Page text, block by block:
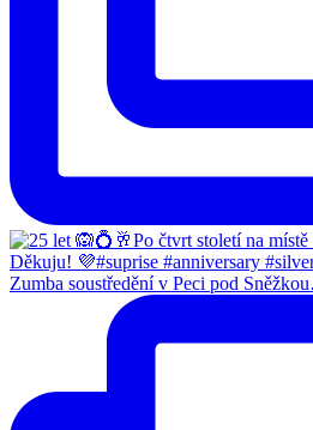
Zumba soustředění v Peci pod